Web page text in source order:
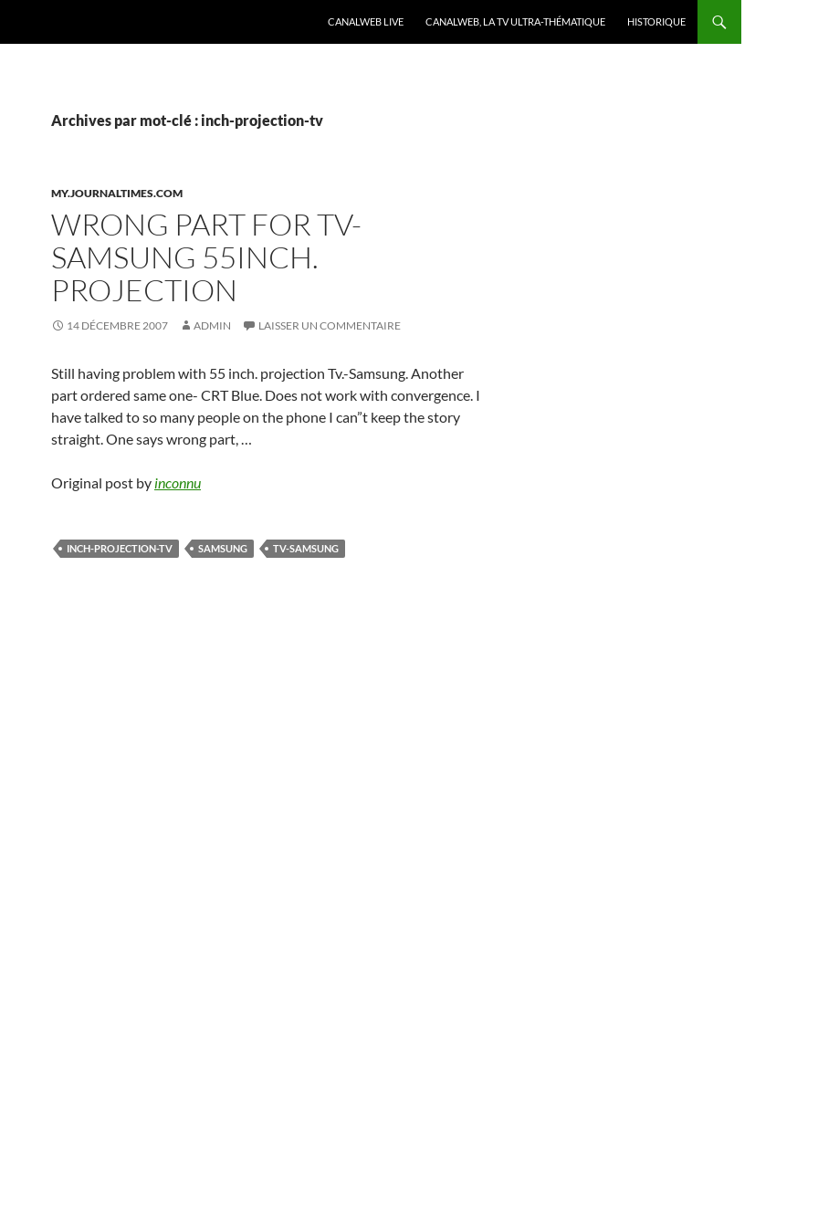
CANALWEB LIVE CANALWEB, LA TV ULTRA-THÉMATIQUE HISTORIQUE
Archives par mot-clé : inch-projection-tv
MY.JOURNALTIMES.COM
WRONG PART FOR TV-
SAMSUNG 55INCH.
PROJECTION
14 DÉCEMBRE 2007 ADMIN LAISSER UN COMMENTAIRE
Still having problem with 55 inch. projection Tv.-Samsung. Another
part ordered same one- CRT Blue. Does not work with convergence. I
have talked to so many people on the phone I can”t keep the story
straight. One says wrong part, …
Original post by inconnu
INCH-PROJECTION-TV SAMSUNG TV-SAMSUNG